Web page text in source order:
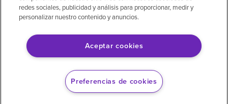
Preferencias de cookies
Aviso legal: Se tradujo con la ayuda de
inteligencia artificial (IA). La versión en inglés
es la versión oficial.
redes sociales, publicidad y análisis para proporcionar, medir y
personalizar nuestro contenido y anuncios.
Aceptar cookies
Preferencias de cookies